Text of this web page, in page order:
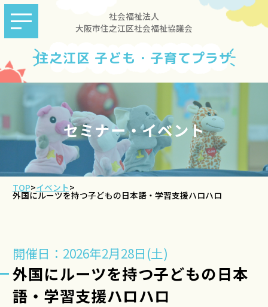
社会福祉法人
大阪市住之江区社会福祉協議会
住之江区 子ども・子育てプラザ
セミナー・イベント
TOP>イベント>
外国にルーツを持つ子どもの日本語・学習支援ハロハロ
開催日：2026年2月28日(土)
外国にルーツを持つ子どもの日本
語・学習支援ハロハロ